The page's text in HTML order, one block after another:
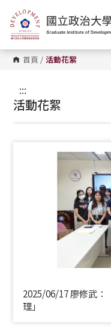
到
主
要
內
容
區 首頁 / 活動花絮
:::
活動花絮
2025/06/17 廖修武：
理」